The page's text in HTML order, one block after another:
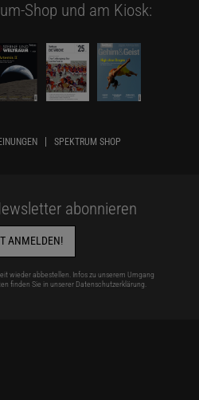
Shop und am Kiosk:
SPEKTRUM SHOP
abonnieren
ANMELDEN!
wieder abbestellen. Infos zu unserem Umgang
finden Sie in unserer Datenschutzerklärung